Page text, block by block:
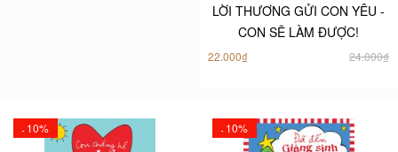
LỜI THƯƠNG GỬI CON YÊU -
CON SẼ LÀM ĐƯỢC!
22.000₫ 24.000₫
-10% -10%